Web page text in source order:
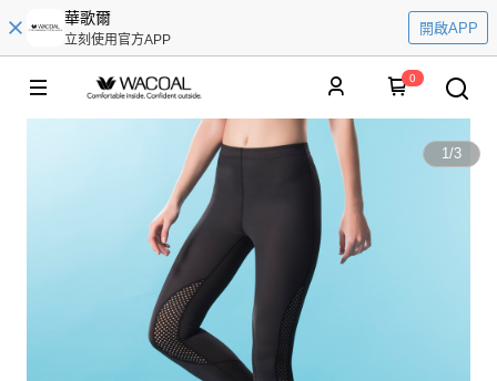
華歌爾
立刻使用官方APP
開啟APP
0
1/3